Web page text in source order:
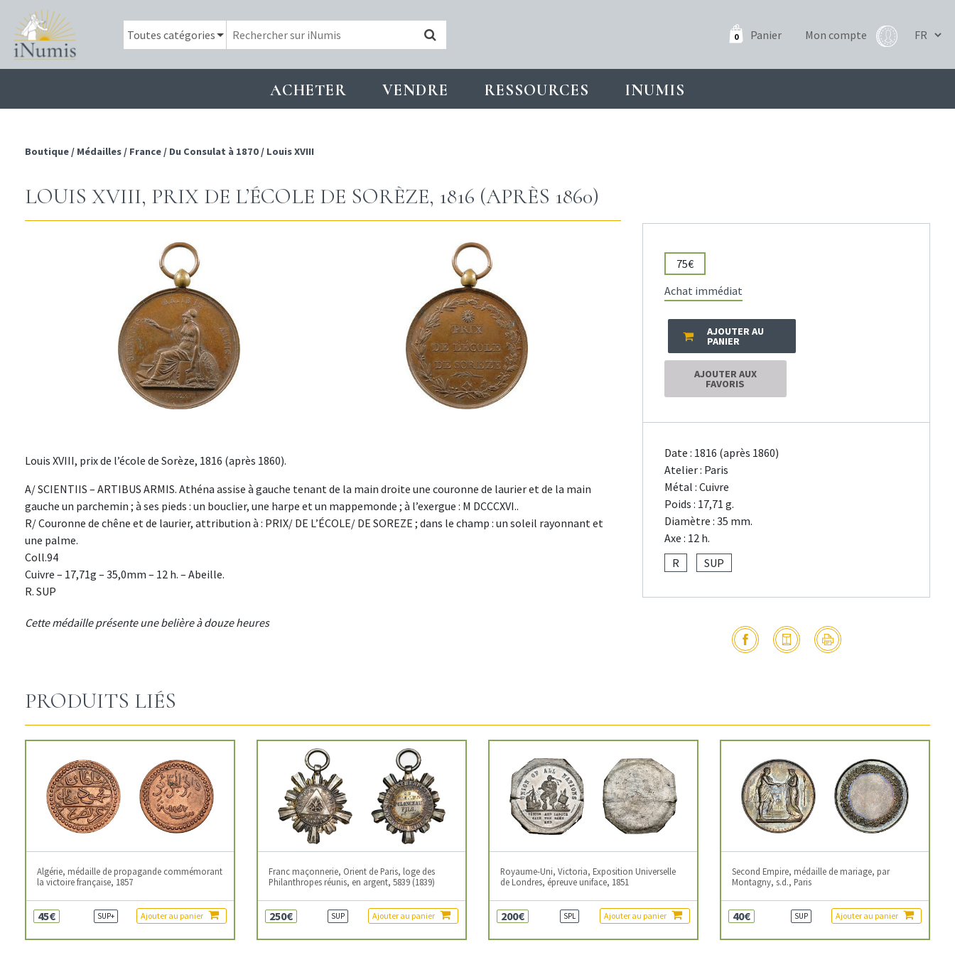
0 Panier Mon compte
ACHETER VENDRE RESSOURCES INUMIS
Boutique / Médailles / France / Du Consulat à 1870 / Louis XVIII
LOUIS XVIII, PRIX DE L’ÉCOLE DE SORÈZE, 1816 (APRÈS 1860)
Louis XVIII, prix de l’école de Sorèze, 1816 (après 1860).
A/ SCIENTIIS – ARTIBUS ARMIS. Athéna assise à gauche tenant de la main droite une couronne de laurier et de la main
gauche un parchemin ; à ses pieds : un bouclier, une harpe et un mappemonde ; à l’exergue : M DCCCXVI..
R/ Couronne de chêne et de laurier, attribution à : PRIX/ DE L’ÉCOLE/ DE SOREZE ; dans le champ : un soleil rayonnant et
une palme.
Coll.94
Cuivre – 17,71g – 35,0mm – 12 h. – Abeille.
R. SUP
Cette médaille présente une belière à douze heures
75€
Achat immédiat
AJOUTER AU
PANIER
AJOUTER AUX
FAVORIS
Date : 1816 (après 1860)
Atelier : Paris
Métal : Cuivre
Poids : 17,71 g.
Diamètre : 35 mm.
Axe : 12 h.
R
SUP
PRODUITS LIÉS
Algérie, médaille de propagande commémorant
la victoire française, 1857
45€ SUP+ Ajouter au panier
Franc maçonnerie, Orient de Paris, loge des
Philanthropes réunis, en argent, 5839 (1839)
250€ SUP Ajouter au panier
Royaume-Uni, Victoria, Exposition Universelle
de Londres, épreuve uniface, 1851
200€ SPL Ajouter au panier
Second Empire, médaille de mariage, par
Montagny, s.d., Paris
40€ SUP Ajouter au panier